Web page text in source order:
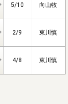
5/10 向山牧
2/9 東川慎
4/8 東川慎